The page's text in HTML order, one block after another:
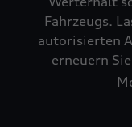
Fahrzeugs.
autorisierten
erneuern